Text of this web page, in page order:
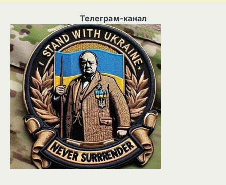
Телеграм-канал